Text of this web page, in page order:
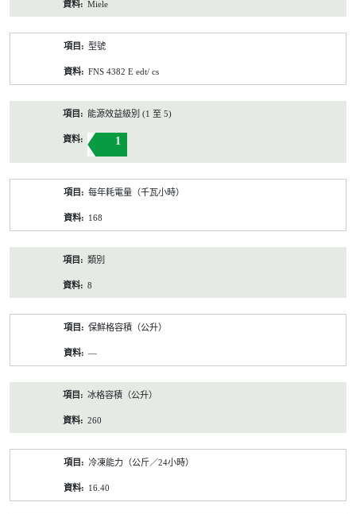
Miele
型號
FNS 4382 E edt/ cs
能源效益級別 (1 至 5)
1
每年耗電量（千瓦小時）
168
類別
8
保鮮格容積（公升）
—
冰格容積（公升）
260
冷凍能力（公斤／24小時）
16.40